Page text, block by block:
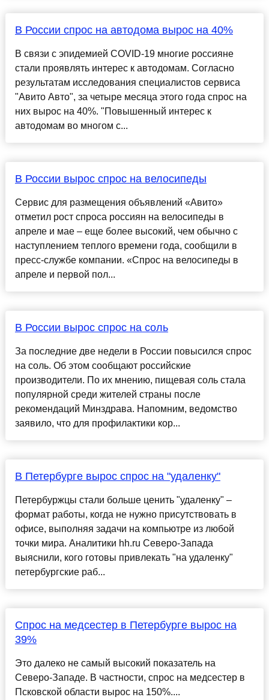
В России спрос на автодома вырос на 40%
В связи с эпидемией COVID-19 многие россияне
стали проявлять интерес к автодомам. Согласно
результатам исследования специалистов сервиса
"Авито Авто", за четыре месяца этого года спрос на
них вырос на 40%. "Повышенный интерес к
автодомам во многом с...
В России вырос спрос на велосипеды
Сервис для размещения объявлений «Авито»
отметил рост спроса россиян на велосипеды в
апреле и мае – еще более высокий, чем обычно с
наступлением теплого времени года, сообщили в
пресс-службе компании. «Спрос на велосипеды в
апреле и первой пол...
В России вырос спрос на соль
За последние две недели в России повысился спрос
на соль. Об этом сообщают российские
производители. По их мнению, пищевая соль стала
популярной среди жителей страны после
рекомендаций Минздрава. Напомним, ведомство
заявило, что для профилактики кор...
В Петербурге вырос спрос на "удаленку"
Петербуржцы стали больше ценить "удаленку" –
формат работы, когда не нужно присутствовать в
офисе, выполняя задачи на компьютре из любой
точки мира. Аналитики hh.ru Северо-Запада
выяснили, кого готовы привлекать "на удаленку"
петербургские раб...
Спрос на медсестер в Петербурге вырос на
39%
Это далеко не самый высокий показатель на
Северо-Западе. В частности, спрос на медсестер в
Псковской области вырос на 150%....